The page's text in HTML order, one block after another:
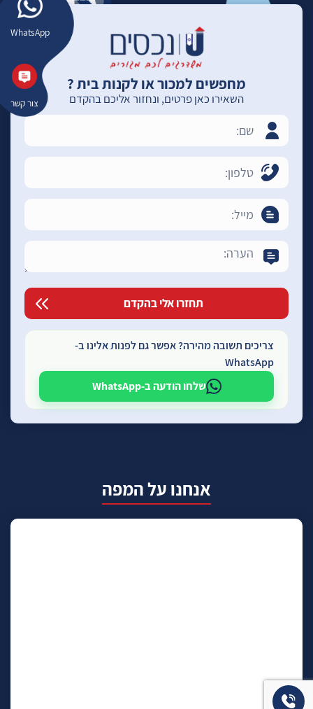
WhatsApp
צור קשר
מחפשים למכור או לקנות בית ?
השאירו כאן פרטים, ונחזור אליכם בהקדם
צריכים תשובה מהירה? אפשר גם לפנות אלינו ב-
WhatsApp
שלחו הודעה ב-WhatsApp
אנחנו על המפה